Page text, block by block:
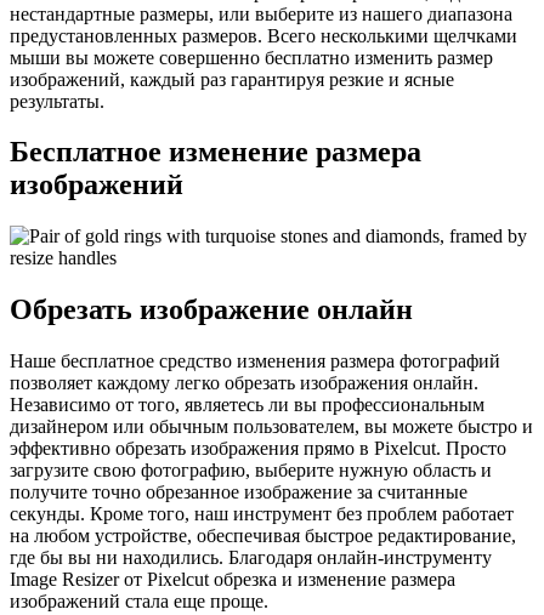
нестандартные размеры, или выберите из нашего диапазона
предустановленных размеров. Всего несколькими щелчками
мыши вы можете совершенно бесплатно изменить размер
изображений, каждый раз гарантируя резкие и ясные
результаты.
Бесплатное изменение размера
изображений
Обрезать изображение онлайн
Наше бесплатное средство изменения размера фотографий
позволяет каждому легко обрезать изображения онлайн.
Независимо от того, являетесь ли вы профессиональным
дизайнером или обычным пользователем, вы можете быстро и
эффективно обрезать изображения прямо в Pixelcut. Просто
загрузите свою фотографию, выберите нужную область и
получите точно обрезанное изображение за считанные
секунды. Кроме того, наш инструмент без проблем работает
на любом устройстве, обеспечивая быстрое редактирование,
где бы вы ни находились. Благодаря онлайн-инструменту
Image Resizer от Pixelcut обрезка и изменение размера
изображений стала еще проще.